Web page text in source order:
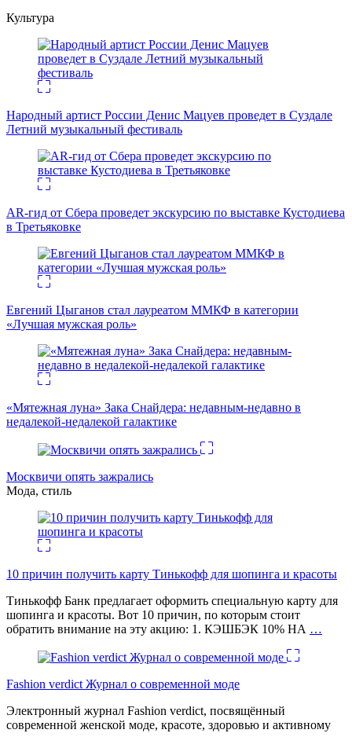
Культура
Народный артист России Денис Мацуев проведет в Суздале
Летний музыкальный фестиваль
AR-гид от Сбера проведет экскурсию по выставке Кустодиева
в Третьяковке
Евгений Цыганов стал лауреатом ММКФ в категории
«Лучшая мужская роль»
«Мятежная луна» Зака Снайдера: недавным-недавно в
недалекой-недалекой галактике
Москвичи опять зажрались
Мода, стиль
10 причин получить карту Тинькофф для шопинга и красоты
Тинькофф Банк предлагает оформить специальную карту для
шопинга и красоты. Вот 10 причин, по которым стоит
обратить внимание на эту акцию: 1. КЭШБЭК 10% НА …
Fashion verdict Журнал о современной моде
Электронный журнал Fashion verdict, посвящённый
современной женской моде, красоте, здоровью и активному